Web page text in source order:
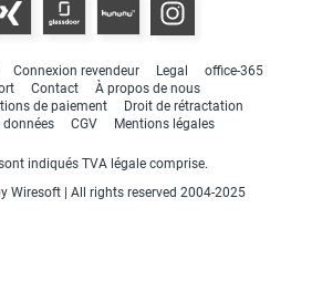
Connexion revendeur Legal
office-365
Contact
À propos de nous
de paiement
Droit de rétractation
données
CGV Mentions légales
indiqués TVA légale comprise.
Wiresoft | All rights reserved 2004-2025